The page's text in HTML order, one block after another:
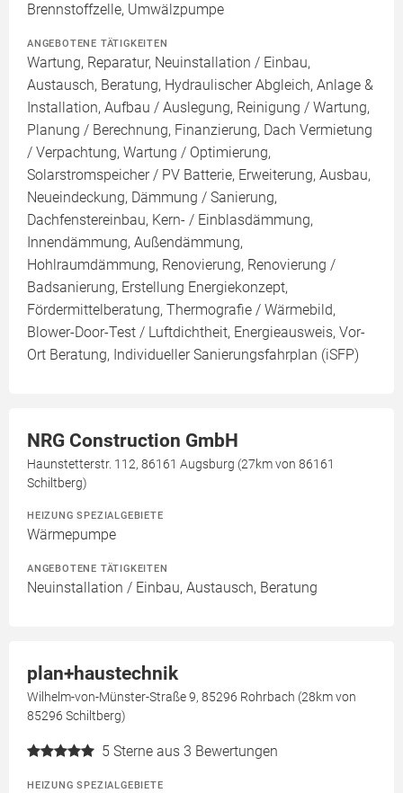
Brennstoffzelle, Umwälzpumpe
ANGEBOTENE TÄTIGKEITEN
Wartung, Reparatur, Neuinstallation / Einbau,
Austausch, Beratung, Hydraulischer Abgleich, Anlage &
Installation, Aufbau / Auslegung, Reinigung / Wartung,
Planung / Berechnung, Finanzierung, Dach Vermietung
/ Verpachtung, Wartung / Optimierung,
Solarstromspeicher / PV Batterie, Erweiterung, Ausbau,
Neueindeckung, Dämmung / Sanierung,
Dachfenstereinbau, Kern- / Einblasdämmung,
Innendämmung, Außendämmung,
Hohlraumdämmung, Renovierung, Renovierung /
Badsanierung, Erstellung Energiekonzept,
Fördermittelberatung, Thermografie / Wärmebild,
Blower-Door-Test / Luftdichtheit, Energieausweis, Vor-
Ort Beratung, Individueller Sanierungsfahrplan (iSFP)
NRG Construction GmbH
Haunstetterstr. 112, 86161 Augsburg (27km von 86161
Schiltberg)
HEIZUNG SPEZIALGEBIETE
Wärmepumpe
ANGEBOTENE TÄTIGKEITEN
Neuinstallation / Einbau, Austausch, Beratung
plan+haustechnik
Wilhelm-von-Münster-Straße 9, 85296 Rohrbach (28km von
85296 Schiltberg)
5 Sterne aus 3 Bewertungen
HEIZUNG SPEZIALGEBIETE